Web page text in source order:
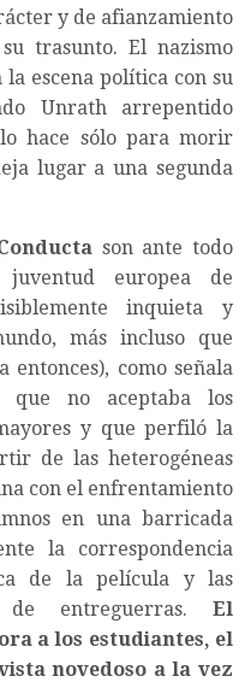
y de afianzamiento
trasunto. El nazismo
escena política con su
Unrath arrepentido
hace sólo para morir
lugar a una segunda
son ante todo
juventud europea de
inquieta y
más incluso que
como señala
que no aceptaba los
y que perfiló la
de las heterogéneas
con el enfrentamiento
en una barricada
la correspondencia
de la película y las
de entreguerras. El
a los estudiantes, el
novedoso a la vez